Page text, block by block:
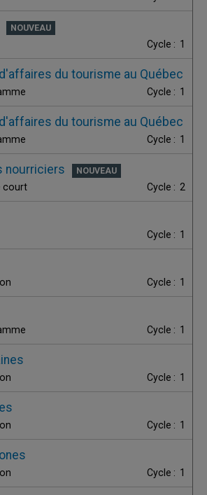
1
du tourisme au Québec
1
du tourisme au Québec
1
nourriciers
court 2
1
1
1
1
1
1